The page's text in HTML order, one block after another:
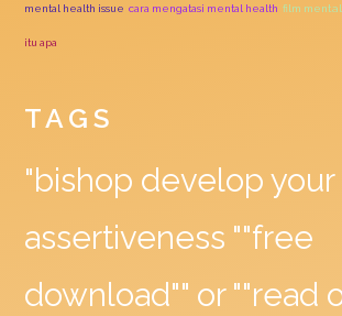
mental health issue cara mengatasi mental health film
itu apa
TAGS
"bishop develop your
assertiveness ""free
download"" or ""read